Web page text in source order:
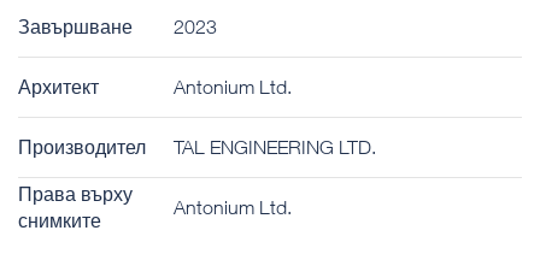
Завършване
2023
Архитект Antonium Ltd.
Производител TAL ENGINEERING LTD.
Права върху
снимките
Antonium Ltd.